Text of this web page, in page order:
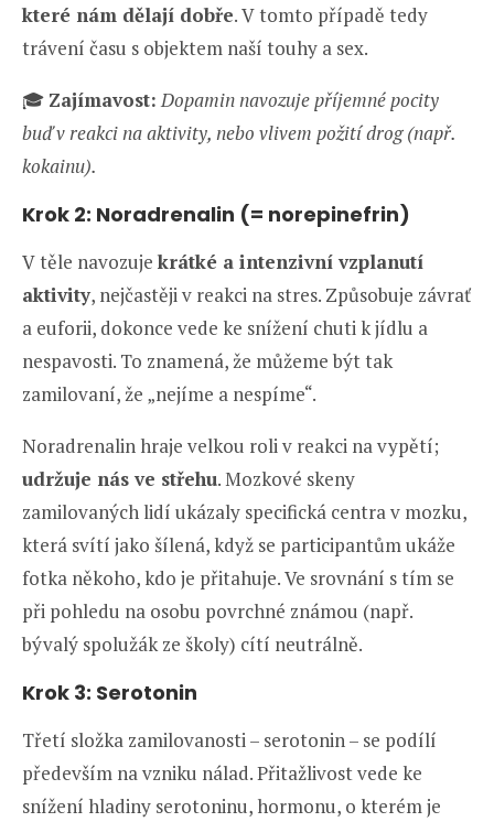
které nám dělají dobře. V tomto případě tedy
trávení času s objektem naší touhy a sex.
🎓 Zajímavost: Dopamin navozuje příjemné pocity
buď v reakci na aktivity, nebo vlivem požití drog (např.
kokainu).
Krok 2: Noradrenalin (= norepinefrin)
V těle navozuje krátké a intenzivní vzplanutí
aktivity, nejčastěji v reakci na stres. Způsobuje závrať
a euforii, dokonce vede ke snížení chuti k jídlu a
nespavosti. To znamená, že můžeme být tak
zamilovaní, že „nejíme a nespíme“.
Noradrenalin hraje velkou roli v reakci na vypětí;
udržuje nás ve střehu. Mozkové skeny
zamilovaných lidí ukázaly specifická centra v mozku,
která svítí jako šílená, když se participantům ukáže
fotka někoho, kdo je přitahuje. Ve srovnání s tím se
při pohledu na osobu povrchné známou (např.
bývalý spolužák ze školy) cítí neutrálně.
Krok 3: Serotonin
Třetí složka zamilovanosti – serotonin – se podílí
především na vzniku nálad. Přitažlivost vede ke
snížení hladiny serotoninu, hormonu, o kterém je